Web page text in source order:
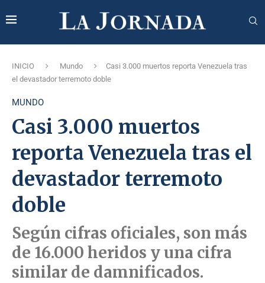
INICIO Mundo
Casi 3.000 muertos reporta Venezuela tras
el devastador terremoto doble
MUNDO
Casi 3.000 muertos
reporta Venezuela tras el
devastador terremoto
doble
Según cifras oficiales, son más
de 16.000 heridos y una cifra
similar de damnificados.